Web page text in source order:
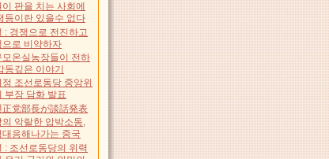
이 판을 치는 사회에
등이란 있을수 없다
: 경쟁으로 전진하고
으로 비약하자
모온실농장들이 전하
동깊은 이야기
정 조선로동당 중앙위
부장 담화 발표
正党部長が談話発表
의 악랄한 압박소동,
대응해나가는 중국
: 조선로동당의 위력